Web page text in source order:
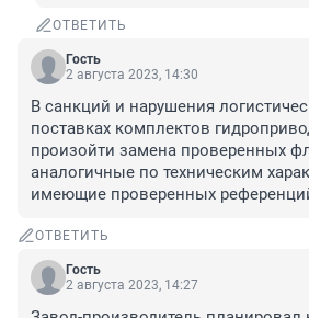
ОТВЕТИТЬ
Гость
2 августа 2023, 14:30
В санкций и нарушения
поставках комплектов
произойти замена проверенных
аналогичные по техническим
имеющие проверенных
ОТВЕТИТЬ
Гость
2 августа 2023, 14:27